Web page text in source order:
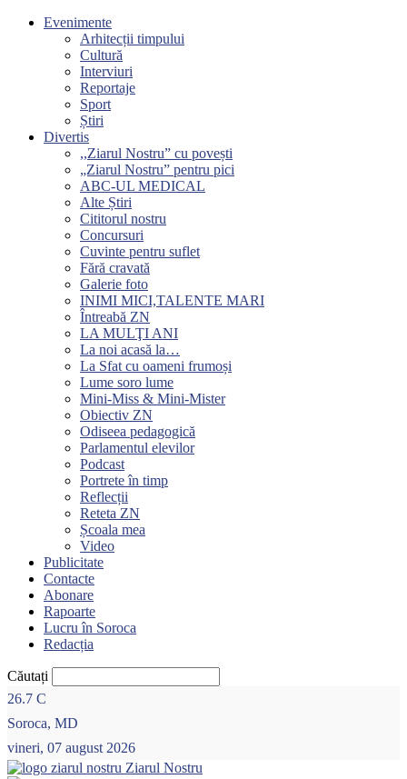
Evenimente
Arhitecții timpului
Cultură
Interviuri
Reportaje
Sport
Știri
Divertis
,,Ziarul Nostru” cu povești
„Ziarul Nostru” pentru pici
ABC-UL MEDICAL
Alte Știri
Cititorul nostru
Concursuri
Cuvinte pentru suflet
Fără cravată
Galerie foto
INIMI MICI,TALENTE MARI
Întreabă ZN
LA MULŢI ANI
La noi acasă la…
La Sfat cu oameni frumoși
Lume soro lume
Mini-Miss & Mini-Mister
Obiectiv ZN
Odiseea pedagogică
Parlamentul elevilor
Podcast
Portrete în timp
Reflecții
Reteta ZN
Școala mea
Video
Publicitate
Contacte
Abonare
Rapoarte
Lucru în Soroca
Redacția
Căutați
26.7 C
Soroca, MD
vineri, 07 august 2026
Ziarul Nostru